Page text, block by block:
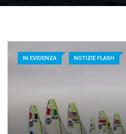
IN EVIDENZA NOTIZIE FLASH